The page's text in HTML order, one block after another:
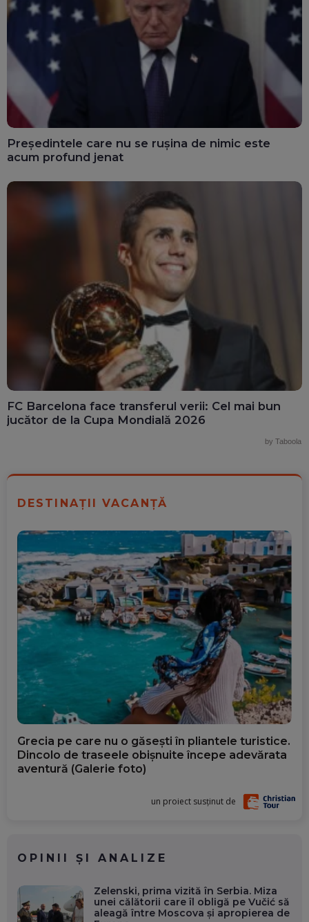
Președintele care nu se rușina de nimic este
acum profund jenat
FC Barcelona face transferul verii: Cel mai bun
jucător de la Cupa Mondială 2026
by Taboola
DESTINAȚII VACANȚĂ
Grecia pe care nu o găsești în pliantele turistice.
Dincolo de traseele obișnuite începe adevărata
aventură (Galerie foto)
un proiect susținut de
OPINII ȘI ANALIZE
Zelenski, prima vizită în Serbia. Miza
unei călătorii care îl obligă pe Vučić să
aleagă între Moscova și apropierea de